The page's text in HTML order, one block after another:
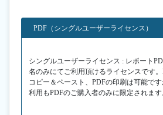
PDF（シングルユーザーライセンス）
シングルユーザーライセンス : レポート
名のみにてご利用頂けるライセンスです
コピー＆ペースト、PDFの印刷は可能で
利用もPDFのご購入者のみに限定されます